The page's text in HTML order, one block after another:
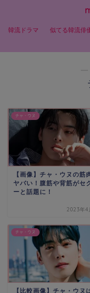
韓流ドラマ 似てる韓流俳
―
チャ・ウヌ
【画像】チャ・ウヌの筋
ヤバい！腹筋や背筋がセ
ーと話題に！
2023年4
チャ・ウヌ
【比較画像】チャ・ウヌ